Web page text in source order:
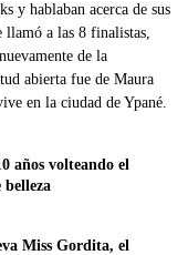
y hablaban acerca de sus
a las 8 finalistas,
de la
abierta fue de Maura
en la ciudad de Ypané.
años volteando el
belleza
Miss Gordita, el